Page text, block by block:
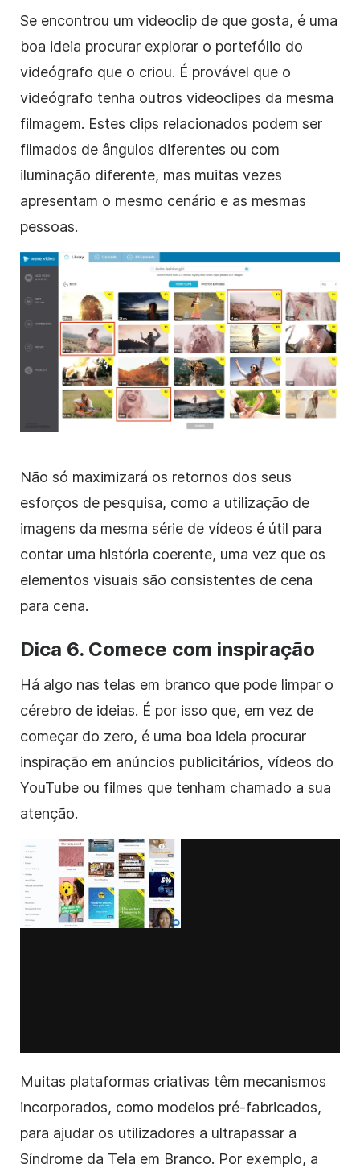
Se encontrou um videoclip de que gosta, é uma
boa ideia procurar explorar o portefólio do
videógrafo que o criou. É provável que o
videógrafo tenha outros videoclipes da mesma
filmagem. Estes clips relacionados podem ser
filmados de ângulos diferentes ou com
iluminação diferente, mas muitas vezes
apresentam o mesmo cenário e as mesmas
pessoas.
Não só maximizará os retornos dos seus
esforços de pesquisa, como a utilização de
imagens da mesma série de vídeos é útil para
contar uma história coerente, uma vez que os
elementos visuais são consistentes de cena
para cena.
Dica 6. Comece com inspiração
Há algo nas telas em branco que pode limpar o
cérebro de ideias. É por isso que, em vez de
começar do zero, é uma boa ideia procurar
inspiração em anúncios publicitários, vídeos do
YouTube ou filmes que tenham chamado a sua
atenção.
Muitas plataformas criativas têm mecanismos
incorporados, como modelos pré-fabricados,
para ajudar os utilizadores a ultrapassar a
Síndrome da Tela em Branco. Por exemplo, a